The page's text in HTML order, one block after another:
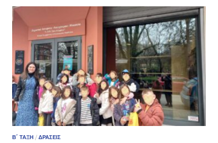
Β΄ ΤΆΞΗ / ΔΡΆΣΕΙΣ